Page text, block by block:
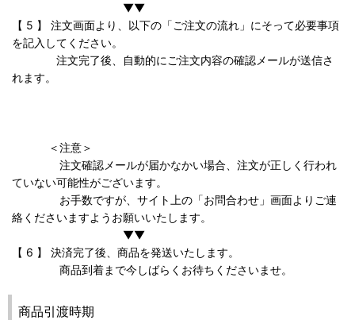
▼▼
【 5 】 注文画面より、以下の「ご注文の流れ」にそって必要事項
を記入してください。
注文完了後、自動的にご注文内容の確認メールが送信さ
れます。
＜注意＞
注文確認メールが届かなかい場合、注文が正しく行われ
ていない可能性がございます。
お手数ですが、サイト上の「お問合わせ」画面よりご連
絡くださいますようお願いいたします。
▼▼
【 6 】 決済完了後、商品を発送いたします。
商品到着まで今しばらくお待ちくださいませ。
商品引渡時期